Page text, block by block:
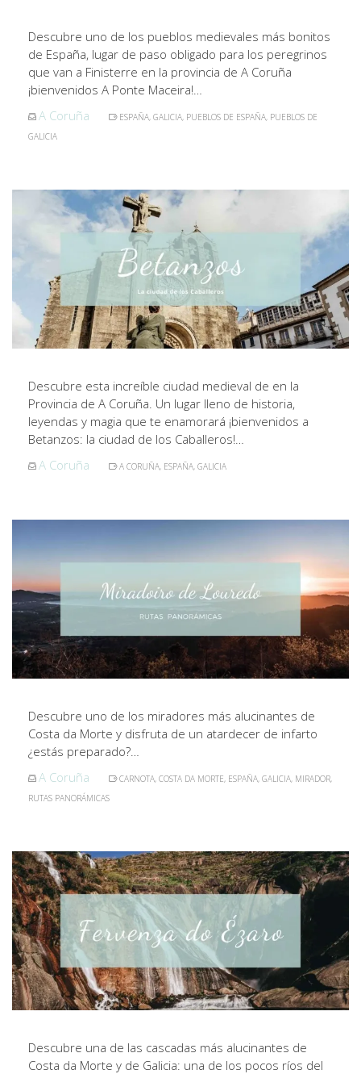
Descubre uno de los pueblos medievales más bonitos
de España, lugar de paso obligado para los peregrinos
que van a Finisterre en la provincia de A Coruña
¡bienvenidos A Ponte Maceira!…
A Coruña
ESPAÑA, GALICIA, PUEBLOS DE ESPAÑA, PUEBLOS DE
GALICIA
Descubre esta increíble ciudad medieval de en la
Provincia de A Coruña. Un lugar lleno de historia,
leyendas y magia que te enamorará ¡bienvenidos a
Betanzos: la ciudad de los Caballeros!…
A Coruña
A CORUÑA, ESPAÑA, GALICIA
Descubre uno de los miradores más alucinantes de
Costa da Morte y disfruta de un atardecer de infarto
¿estás preparado?…
A Coruña
CARNOTA, COSTA DA MORTE, ESPAÑA, GALICIA, MIRADOR,
RUTAS PANORÁMICAS
Descubre una de las cascadas más alucinantes de
Costa da Morte y de Galicia: una de los pocos ríos del